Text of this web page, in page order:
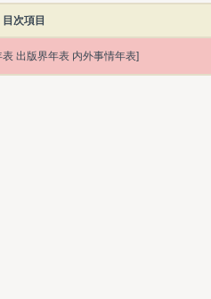
目次項目
出版界年表 内外事情年表]